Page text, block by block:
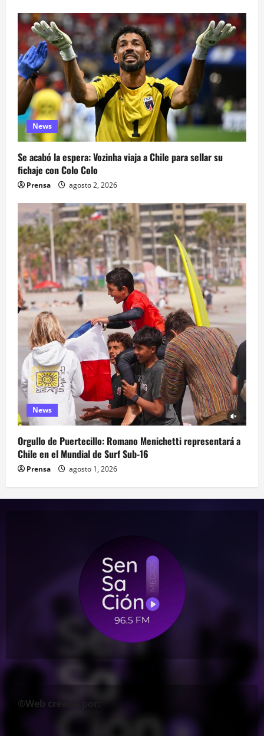
News
Se acabó la espera: Vozinha viaja a Chile para sellar su
fichaje con Colo Colo
Prensa agosto 2, 2026
News
Orgullo de Puertecillo: Romano Menichetti representará a
Chile en el Mundial de Surf Sub-16
Prensa agosto 1, 2026
®Web creada por: